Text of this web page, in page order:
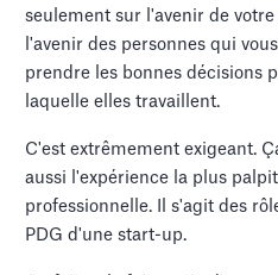
seulement sur l'avenir de
l'avenir des personnes qui
prendre les bonnes décisions
laquelle elles travaillent.
C'est extrêmement exigeant.
aussi l'expérience la plus
professionnelle. Il s'agit des
PDG d'une start-up.